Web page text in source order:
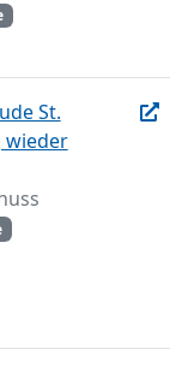
St.
wieder